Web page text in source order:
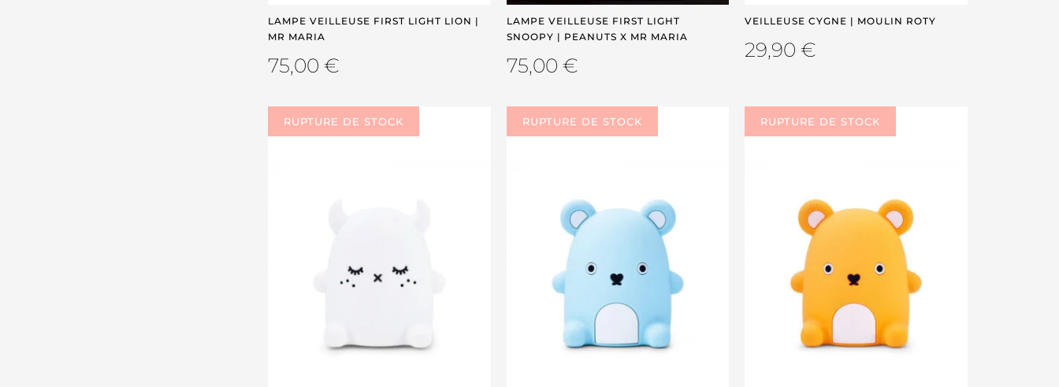
LAMPE VEILLEUSE FIRST LIGHT LION |
MR MARIA
75,00 €
LAMPE VEILLEUSE FIRST LIGHT
SNOOPY | PEANUTS X MR MARIA
75,00 €
VEILLEUSE CYGNE | MOULIN ROTY
29,90€